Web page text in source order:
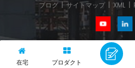
ブログ | サイトマップ | XML |
在宅 プロダクト